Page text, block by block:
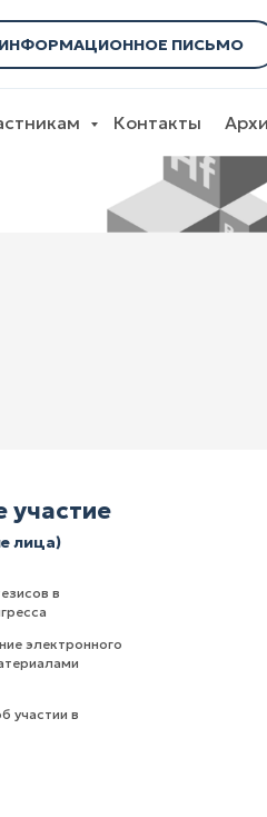
ИНФОРМАЦИОННОЕ ПИСЬМО
Контакты
участие
в
электронного
участии в
лица)